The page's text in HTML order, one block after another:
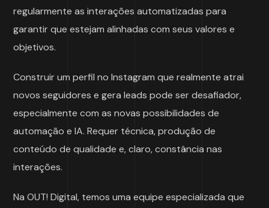
regularmente as interações automatizadas para
garantir que estejam alinhadas com seus valores e
objetivos.
Construir um perfil no Instagram que realmente atrai
novos seguidores e gera leads pode ser desafiador,
especialmente com as novas possibilidades de
automação e IA. Requer técnica, produção de
conteúdo de qualidade e, claro, constância nas
interações.
Na OUT! Digital, temos uma equipe especializada que